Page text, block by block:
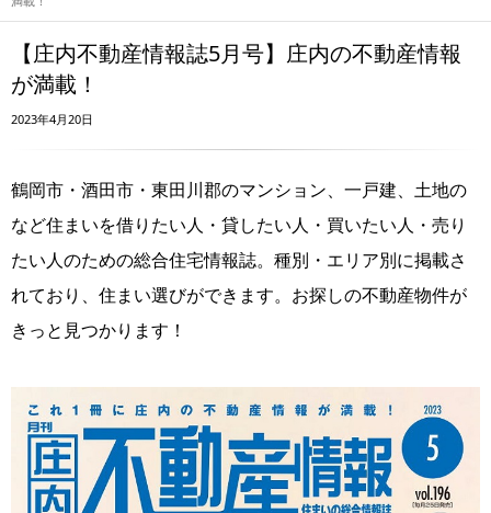
【庄内不動産情報誌5月号】庄内の不動産情報
が満載！
2023年4月20日
鶴岡市・酒田市・東田川郡のマンション、一戸建、土地の
など住まいを借りたい人・貸したい人・買いたい人・売り
たい人のための総合住宅情報誌。種別・エリア別に掲載さ
れており、住まい選びができます。お探しの不動産物件が
きっと見つかります！